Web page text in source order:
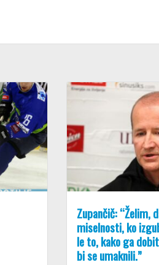
Zupančič: “Želim,
miselnosti, ko
le to, kako ga
bi se umaknili.”